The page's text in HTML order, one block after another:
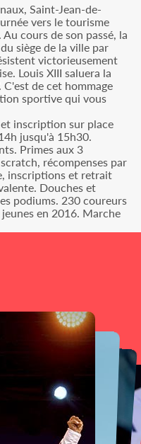
Saint-Jean-de-
vers le tourisme
cours de son passé, la
siège de la ville par
victorieusement
Louis XIII saluera la
C'est de cet hommage
sportive qui vous
inscription sur place
jusqu'à 15h30.
Primes aux 3
récompenses par
inscriptions et retrait
Douches et
podiums. 230 coureurs
en 2016. Marche